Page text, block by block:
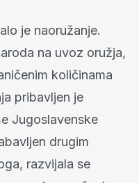
je naoružanje.
na uvoz oružja,
količinama
pribavljen je
Jugoslavenske
drugim
razvijala se